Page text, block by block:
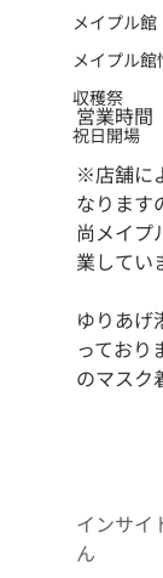
メイプル館
メイプル館
収穫祭
祝日開場
営業時間
※店舗に
なります
尚メイプ
業してい
ゆりあげ
っており
のマスク
インサイ
ん